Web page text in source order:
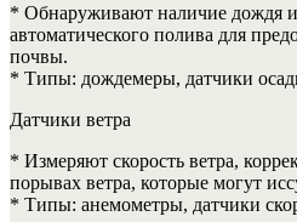
* Обнаруживают наличие дождя
автоматического полива для
почвы.
* Типы: дождемеры, датчики
Датчики ветра
* Измеряют скорость ветра,
порывах ветра, которые могут
* Типы: анемометры, датчики